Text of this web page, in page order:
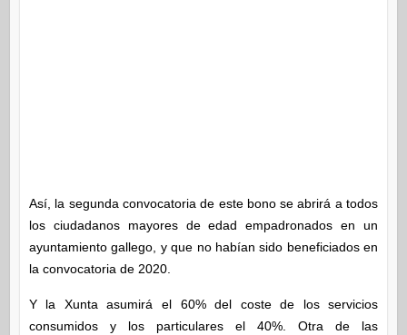
Así, la segunda convocatoria de este bono se abrirá a todos
los ciudadanos mayores de edad empadronados en un
ayuntamiento gallego, y que no habían sido beneficiados en
la convocatoria de 2020.
Y la Xunta asumirá el 60% del coste de los servicios
consumidos y los particulares el 40%. Otra de las